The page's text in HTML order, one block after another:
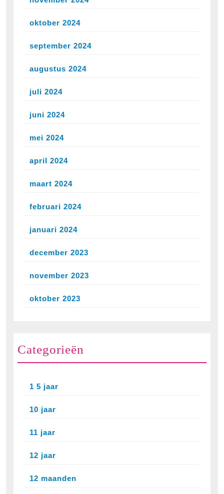
oktober 2024
september 2024
augustus 2024
juli 2024
juni 2024
mei 2024
april 2024
maart 2024
februari 2024
januari 2024
december 2023
november 2023
oktober 2023
Categorieën
1 5 jaar
10 jaar
11 jaar
12 jaar
12 maanden